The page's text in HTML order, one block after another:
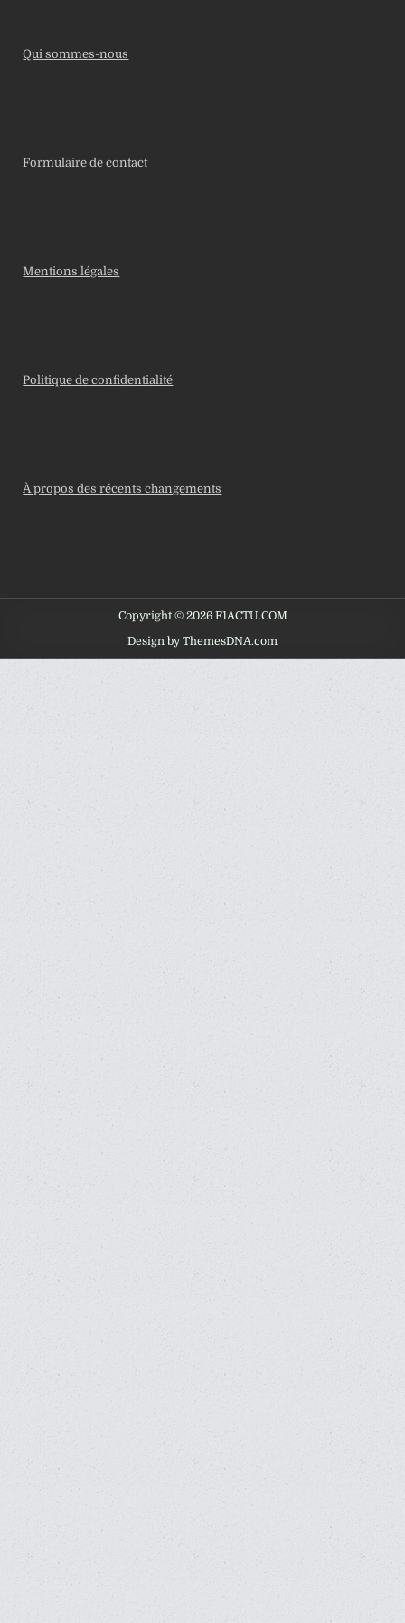
Qui sommes-nous
Formulaire de contact
Mentions légales
Politique de confidentialité
À propos des récents changements
Copyright © 2026 F1ACTU.COM
Design by ThemesDNA.com